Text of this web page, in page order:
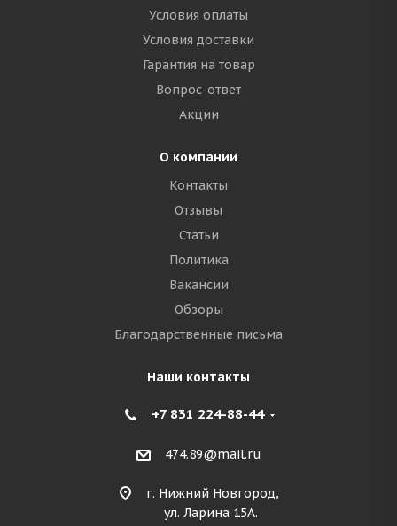
Условия оплаты
Условия доставки
Гарантия на товар
Вопрос-ответ
Акции
О компании
Контакты
Отзывы
Статьи
Политика
Вакансии
Обзоры
Благодарственные письма
Наши контакты
+7 831 224-88-44
474.89@mail.ru
г. Нижний Новгород,
ул. Ларина 15А.